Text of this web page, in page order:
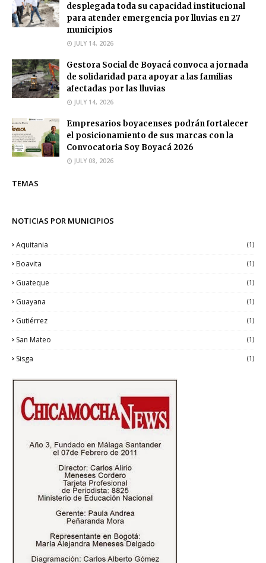
desplegada toda su capacidad institucional
para atender emergencia por lluvias en 27
municipios
JULY 14, 2026
Gestora Social de Boyacá convoca a jornada
de solidaridad para apoyar a las familias
afectadas por las lluvias
JULY 14, 2026
Empresarios boyacenses podrán fortalecer
el posicionamiento de sus marcas con la
Convocatoria Soy Boyacá 2026
JULY 08, 2026
TEMAS
NOTICIAS POR MUNICIPIOS
Aquitania (1)
Boavita (1)
Guateque (1)
Guayana (1)
Gutiérrez (1)
San Mateo (1)
Sisga (1)